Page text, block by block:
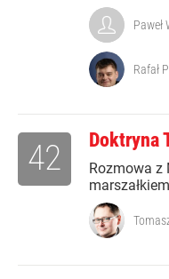
Paweł
Rafał
Doktryna
Rozmowa z
42